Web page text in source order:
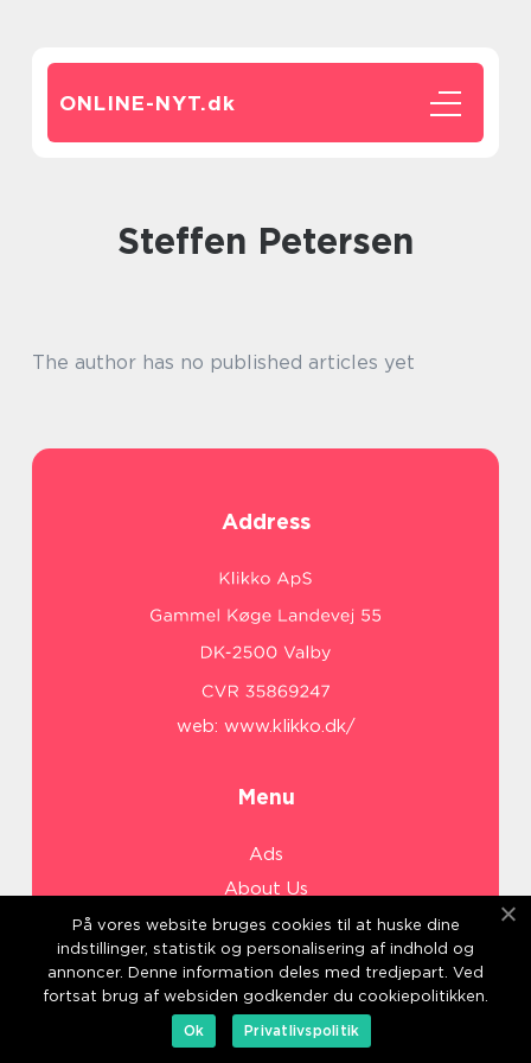
ONLINE-NYT.dk
Steffen Petersen
The author has no published articles yet
Address
web: www.klikko.dk/
Menu
Ads
About Us
Cookies
Contact
Sitemap
På vores website bruges cookies til at huske dine
indstillinger, statistik og personalisering af indhold og
annoncer. Denne information deles med tredjepart. Ved
fortsat brug af websiden godkender du cookiepolitikken.
Ok
Privatlivspolitik